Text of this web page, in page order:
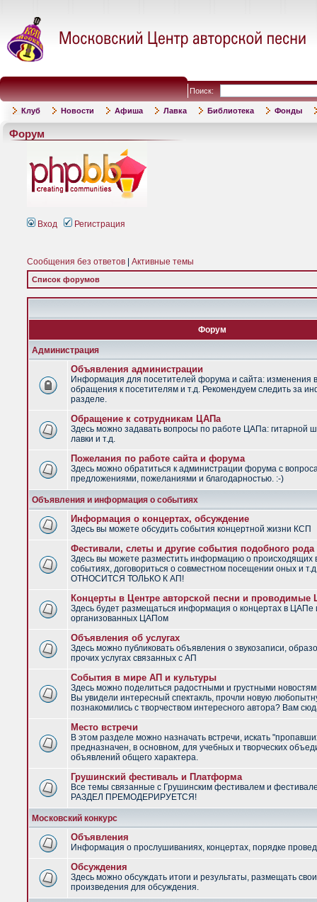
Поиск:
Клуб Новости Афиша Лавка Библиотека Фонды
Форум
Вход Регистрация
Сообщения без ответов Активные темы
Список форумов
Форум
Администрация
Объявления администрации
Информация для посетителей форума и сайта: изменения
обращения к посетителям и т.д. Рекомендуем следить за
разделе.
Обращение к сотрудникам ЦАПа
Здесь можно задавать вопросы по работе ЦАПа: гитарной
лавки и т.д.
Пожелания по работе сайта и форума
Здесь можно обратиться к администрации форума с
предложениями, пожеланиями и благодарностью. :-)
Объявления и информация о событиях
Информация о концертах, обсуждение
Здесь вы можете обсудить события концертной жизни КСП
Фестивали, слеты и другие события подобного рода
Здесь вы можете разместить информацию о
событиях, договориться о совместном посещении оных и
ОТНОСИТСЯ ТОЛЬКО К АП!
Концерты в Центре авторской песни и
Здесь будет размещаться информация о концертах в ЦАПе
организованных ЦАПом
Объявления об услугах
Здесь можно публиковать объявления о звукозаписи,
прочих услугах связанных с АП
События в мире АП и культуры
Здесь можно поделиться радостными и грустными
Вы увидели интересный спектакль, прочли новую
познакомились с творчеством интересного автора? Вам
Место встречи
В этом разделе можно назначать встречи, искать
предназначен, в основном, для учебных и творческих
объявлений общего характера.
Грушинский фестиваль и Платформа
Все темы связанные с Грушинским фестивалем и
РАЗДЕЛ ПРЕМОДЕРИРУЕТСЯ!
Московский конкурс
Объявления
Информация о прослушиваниях, концертах, порядке
Обсуждения
Здесь можно обсуждать итоги и результаты, размещать
произведения для обсуждения.